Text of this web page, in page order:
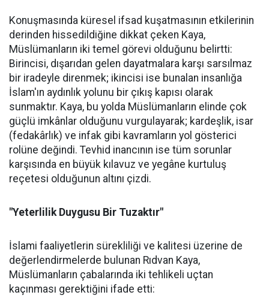
Konuşmasında küresel ifsad kuşatmasının etkilerinin
derinden hissedildiğine dikkat çeken Kaya,
Müslümanların iki temel görevi olduğunu belirtti:
Birincisi, dışarıdan gelen dayatmalara karşı sarsılmaz
bir iradeyle direnmek; ikincisi ise bunalan insanlığa
İslam'ın aydınlık yolunu bir çıkış kapısı olarak
sunmaktır. Kaya, bu yolda Müslümanların elinde çok
güçlü imkânlar olduğunu vurgulayarak; kardeşlik, isar
(fedakârlık) ve infak gibi kavramların yol gösterici
rolüne değindi. Tevhid inancının ise tüm sorunlar
karşısında en büyük kılavuz ve yegâne kurtuluş
reçetesi olduğunun altını çizdi.
"Yeterlilik Duygusu Bir Tuzaktır"
İslami faaliyetlerin sürekliliği ve kalitesi üzerine de
değerlendirmelerde bulunan Rıdvan Kaya,
Müslümanların çabalarında iki tehlikeli uçtan
kaçınması gerektiğini ifade etti: